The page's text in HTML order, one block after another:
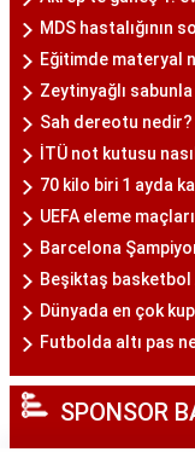
MDS hastalığının
Eğitimde materyal
Zeytinyağlı
Sah dereotu nedir?
İTÜ not kutusu
70 kilo biri 1 ayda
UEFA eleme
Barcelona
Beşiktaş basketbol
Dünyada en çok
Futbolda altı pas
SPONSOR